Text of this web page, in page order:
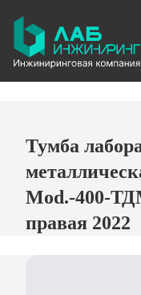
Тумба
Mod.-400-
правая 2022